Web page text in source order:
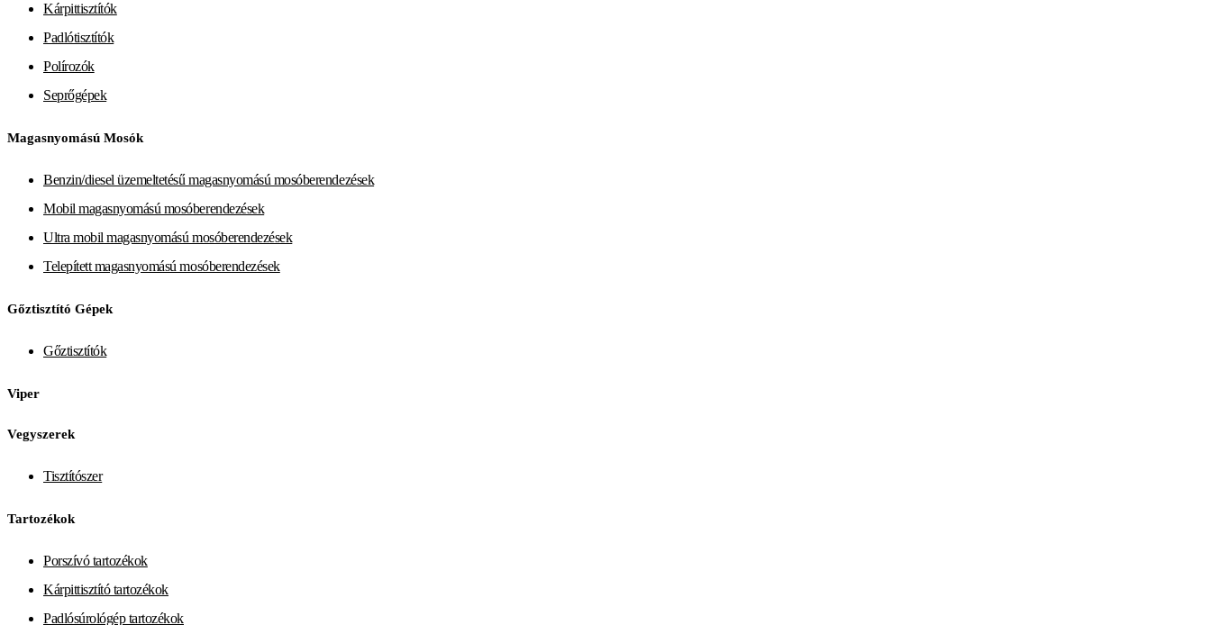
Kárpittisztítók
Padlótisztítók
Polírozók
Seprőgépek
Magasnyomású Mosók
Benzin/diesel üzemeltetésű magasnyomású mosóberendezések
Mobil magasnyomású mosóberendezések
Ultra mobil magasnyomású mosóberendezések
Telepített magasnyomású mosóberendezések
Gőztisztító Gépek
Gőztisztítók
Viper
Vegyszerek
Tisztítószer
Tartozékok
Porszívó tartozékok
Kárpittisztító tartozékok
Padlósúrológép tartozékok